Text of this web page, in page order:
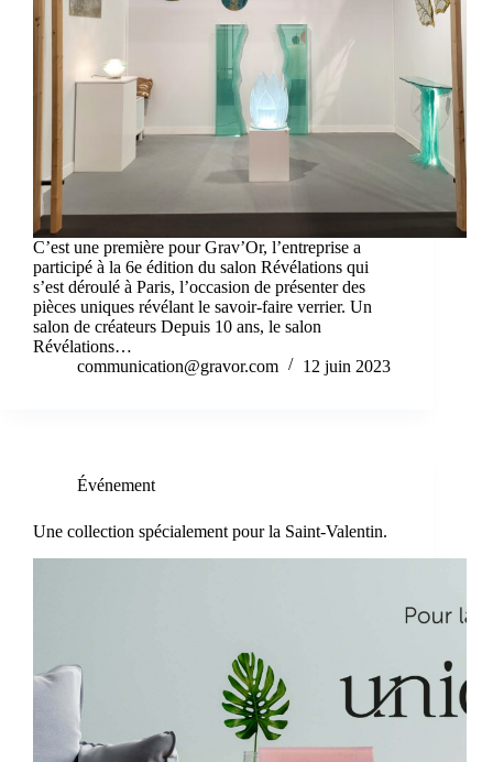
C’est une première pour Grav’Or, l’entreprise a
participé à la 6e édition du salon Révélations qui
s’est déroulé à Paris, l’occasion de présenter des
pièces uniques révélant le savoir-faire verrier. Un
salon de créateurs Depuis 10 ans, le salon
Révélations…
communication@gravor.com
12 juin 2023
Événement
Une collection spécialement pour la Saint-Valentin.